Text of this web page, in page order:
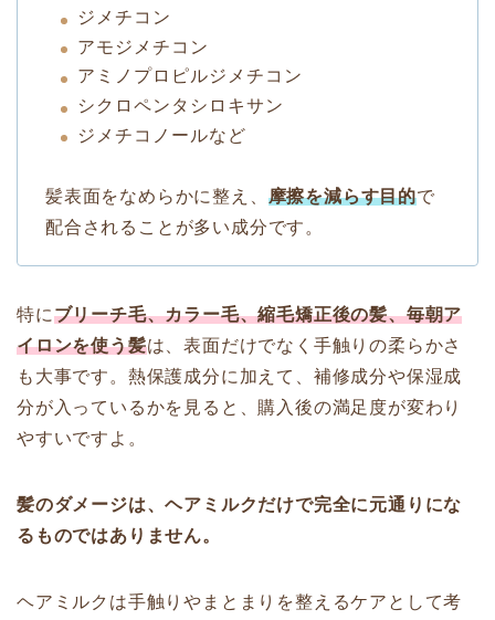
ジメチコン
アモジメチコン
アミノプロピルジメチコン
シクロペンタシロキサン
ジメチコノールなど
髪表面をなめらかに整え、 摩擦を減らす目的で
配合されることが多い成分です。
特にブリーチ毛、カラー毛、縮毛矯正後の髪、毎朝ア
イロンを使う髪は、表面だけでなく手触りの柔らかさ
も大事です。熱保護成分に加えて、補修成分や保湿成
分が入っているかを見ると、購入後の満足度が変わり
やすいですよ。
髪のダメージは、ヘアミルクだけで完全に元通りにな
るものではありません。
ヘアミルクは手触りやまとまりを整えるケアとして考